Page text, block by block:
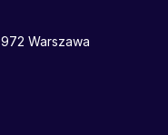
Warszawa